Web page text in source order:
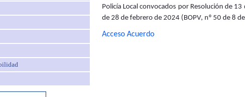
Policía Local convocados por Resolución de
de 28 de febrero de 2024 (BOPV, nº 50 de 8
Acceso Acuerdo